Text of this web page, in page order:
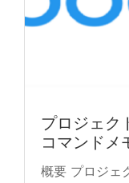
プロジェク
コマンドメ
概要 プロジェ